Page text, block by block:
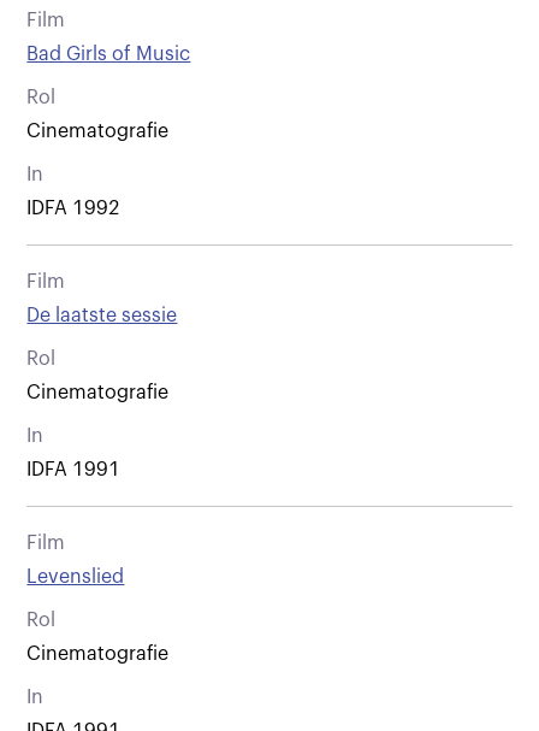
Film
Bad Girls of Music
Rol
Cinematografie
In
IDFA 1992
Film
De laatste sessie
Rol
Cinematografie
In
IDFA 1991
Film
Levenslied
Rol
Cinematografie
In